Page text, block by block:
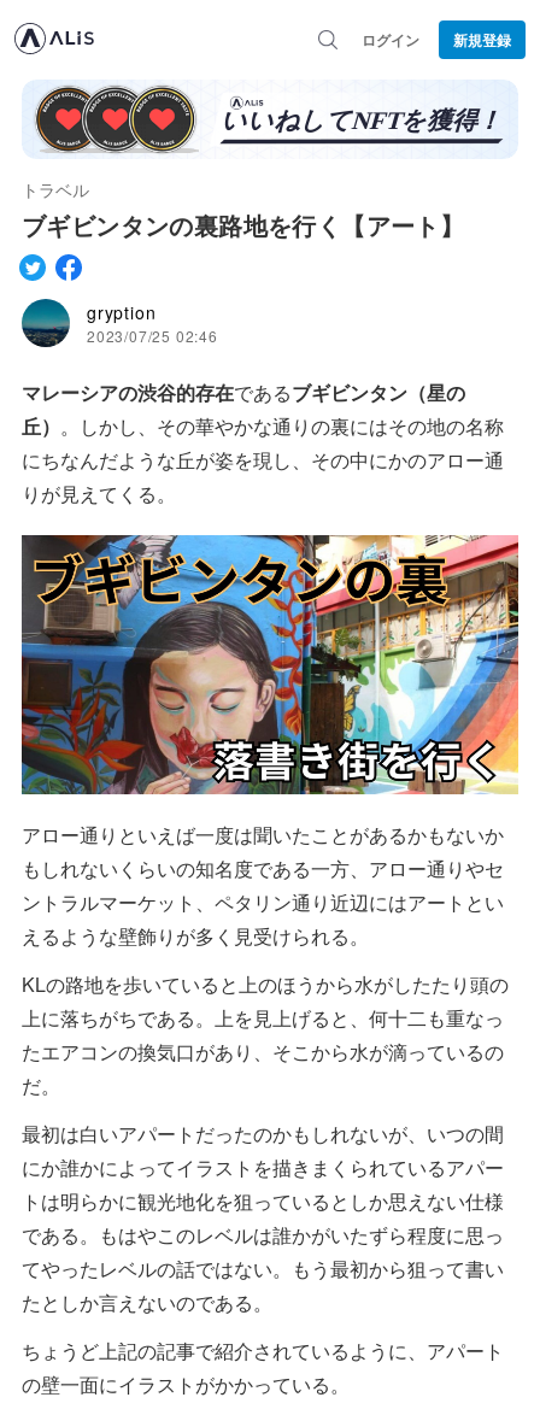
ログイン 新規登録
トラベル
ブギビンタンの裏路地を行く【アート】
gryption
2023/07/25 02:46
マレーシアの渋谷的存在であるブギビンタン（星の
丘） 。しかし、その華やかな通りの裏にはその地の名称
にちなんだような丘が姿を現し、その中にかのアロー通
りが見えてくる。
アロー通りといえば一度は聞いたことがあるかもないか
もしれないくらいの知名度である一方、アロー通りやセ
ントラルマーケット、ペタリン通り近辺にはアートとい
えるような壁飾りが多く見受けられる。
KLの路地を歩いていると上のほうから水がしたたり頭の
上に落ちがちである。上を見上げると、何十二も重なっ
たエアコンの換気口があり、そこから水が滴っているの
だ。
最初は白いアパートだったのかもしれないが、いつの間
にか誰かによってイラストを描きまくられているアパー
トは明らかに観光地化を狙っているとしか思えない仕様
である。もはやこのレベルは誰かがいたずら程度に思っ
てやったレベルの話ではない。もう最初から狙って書い
たとしか言えないのである。
ちょうど上記の記事で紹介されているように、アパート
の壁一面にイラストがかかっている。